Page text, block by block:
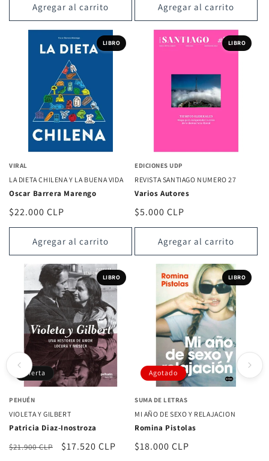
Agregar al carrito Agregar al carrito
LIBRO
VIRAL
LA DIETA CHILENA Y LA BUENA VIDA
Oscar Barrera Marengo
Precio
habitual
$22.000 CLP
Agregar al carrito
LIBRO
EDICIONES UDP
REVISTA SANTIAGO NUMERO 27
Varios Autores
Precio
habitual
$5.000 CLP
Agregar al carrito
LIBRO
Oferta
PEHUÉN
VIOLETA Y GILBERT
Patricia Diaz-Inostroza
Precio
$21.900 CLP
Precio
$17.520 CLP
LIBRO
Agotado
SUMA DE LETRAS
MI AÑO DE SEXO Y RELAJACION
Romina Pistolas
Precio
$18.000 CLP